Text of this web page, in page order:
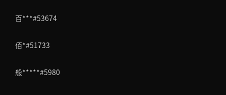
百***#53674
佰*#51733
般*****#5980